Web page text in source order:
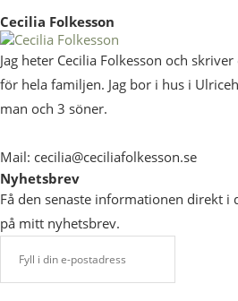
Cecilia Folkesson
Jag heter Cecilia Folkesson och
för hela familjen. Jag bor i hus i
man och 3 söner.
Mail: cecilia@ceciliafolkesson.se
Nyhetsbrev
Få den senaste informationen direkt i
på mitt nyhetsbrev.